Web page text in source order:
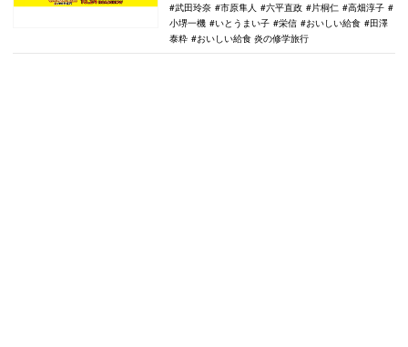
武田玲奈
市原隼人 六平直政 片桐仁
高畑淳子
小堺一機
いとうまい子 栄信 おいしい給食
田澤
泰粋
おいしい給食 炎の修学旅行